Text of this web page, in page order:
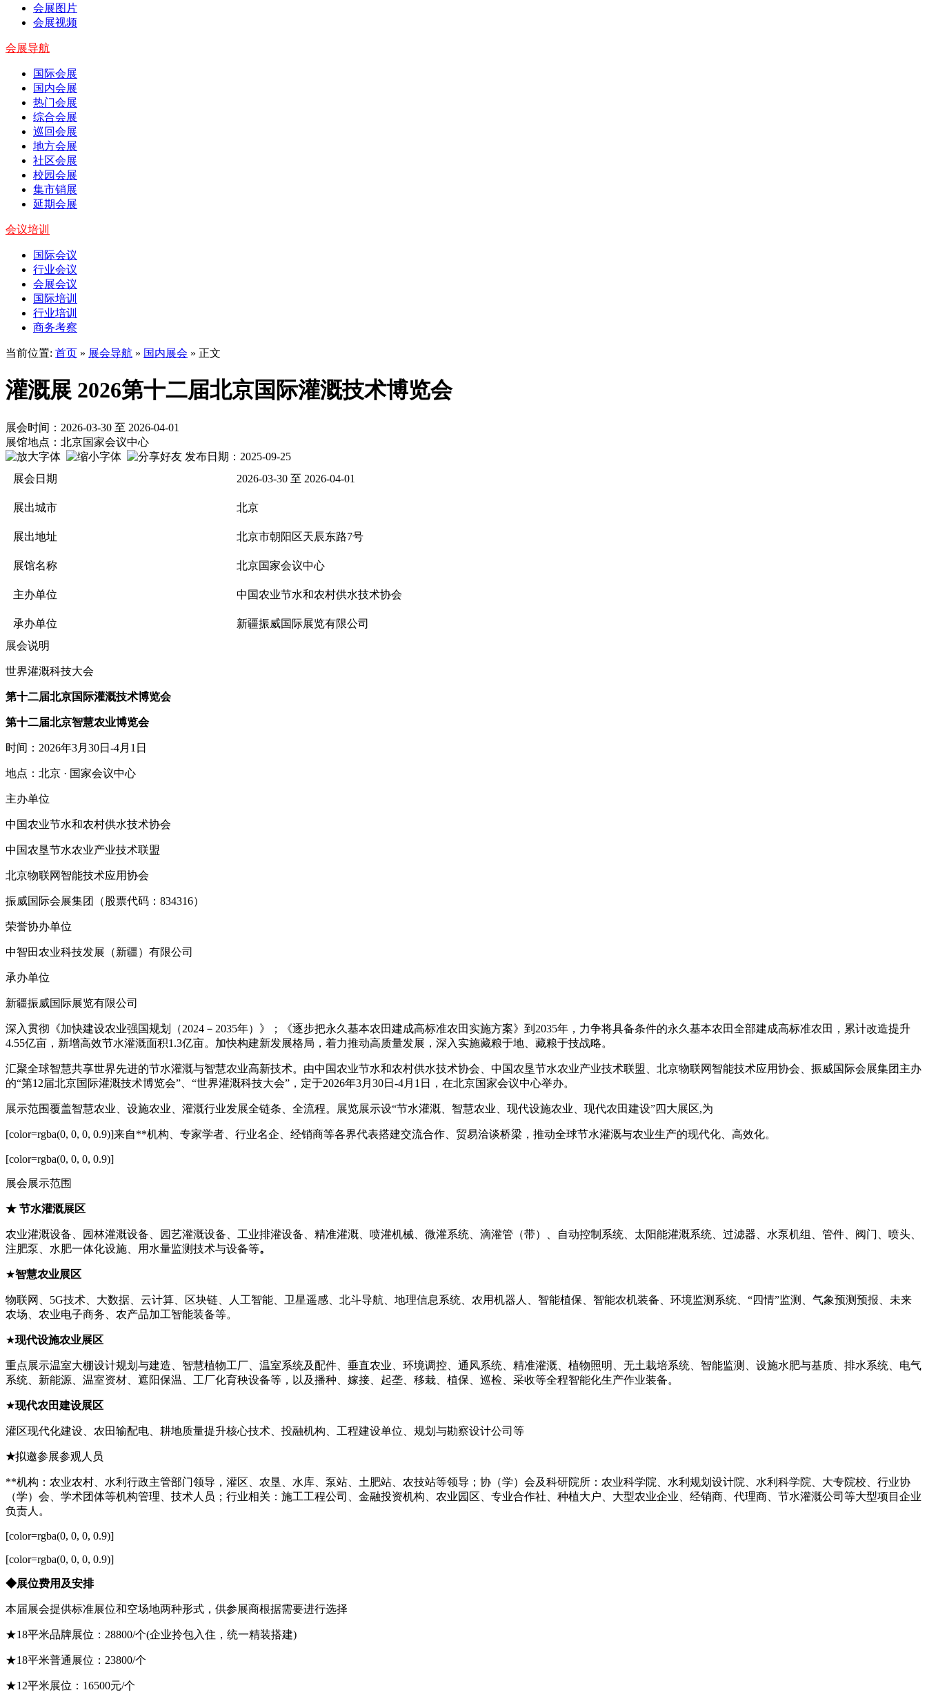
会展图片
会展视频
会展导航
国际会展
国内会展
热门会展
综合会展
巡回会展
地方会展
社区会展
校园会展
集市销展
延期会展
会议培训
国际会议
行业会议
会展会议
国际培训
行业培训
商务考察
当前位置: 首页 » 展会导航 » 国内展会 » 正文
灌溉展 2026第十二届北京国际灌溉技术博览会
展会时间：2026-03-30 至 2026-04-01
展馆地点：北京国家会议中心
发布日期：2025-09-25
展会日期
2026-03-30 至 2026-04-01
展出城市 北京
展出地址 北京市朝阳区天辰东路7号
展馆名称 北京国家会议中心
主办单位 中国农业节水和农村供水技术协会
承办单位
新疆振威国际展览有限公司
展会说明
世界灌溉科技大会
第十二届北京国际灌溉技术博览会
第十二届北京智慧农业博览会
时间：2026年3月30日-4月1日
地点：北京 · 国家会议中心
主办单位
中国农业节水和农村供水技术协会
中国农垦节水农业产业技术联盟
北京物联网智能技术应用协会
振威国际会展集团（股票代码：834316）
荣誉协办单位
中智田农业科技发展（新疆）有限公司
承办单位
新疆振威国际展览有限公司
深入贯彻《加快建设农业强国规划（2024－2035年）》；《逐步把永久基本农田建成高标准农田实施方案》到2035年，力争将具备条件的永久基本农田全部建成高标准农田，累计改造提升
4.55亿亩，新增高效节水灌溉面积1.3亿亩。加快构建新发展格局，着力推动高质量发展，深入实施藏粮于地、藏粮于技战略。
汇聚全球智慧共享世界先进的节水灌溉与智慧农业高新技术。由中国农业节水和农村供水技术协会、中国农垦节水农业产业技术联盟、北京物联网智能技术应用协会、振威国际会展集团主办
的“第12届北京国际灌溉技术博览会”、“世界灌溉科技大会”，定于2026年3月30日-4月1日，在北京国家会议中心举办。
展示范围覆盖智慧农业、设施农业、灌溉行业发展全链条、全流程。展览展示设“节水灌溉、智慧农业、现代设施农业、现代农田建设”四大展区,为
[color=rgba(0, 0, 0, 0.9)]来自**机构、专家学者、行业名企、经销商等各界代表搭建交流合作、贸易洽谈桥梁，推动全球节水灌溉与农业生产的现代化、高效化。
[color=rgba(0, 0, 0, 0.9)]
展会展示范围
★ 节水灌溉展区
农业灌溉设备、园林灌溉设备、园艺灌溉设备、工业排灌设备、精准灌溉、喷灌机械、微灌系统、滴灌管（带）、自动控制系统、太阳能灌溉系统、过滤器、水泵机组、管件、阀门、喷头、
注肥泵、水肥一体化设施、用水量监测技术与设备等。
★智慧农业展区
物联网、5G技术、大数据、云计算、区块链、人工智能、卫星遥感、北斗导航、地理信息系统、农用机器人、智能植保、智能农机装备、环境监测系统、“四情”监测、气象预测预报、未来
农场、农业电子商务、农产品加工智能装备等。
★现代设施农业展区
重点展示温室大棚设计规划与建造、智慧植物工厂、温室系统及配件、垂直农业、环境调控、通风系统、精准灌溉、植物照明、无土栽培系统、智能监测、设施水肥与基质、排水系统、电气
系统、新能源、温室资材、遮阳保温、工厂化育秧设备等，以及播种、嫁接、起垄、移栽、植保、巡检、采收等全程智能化生产作业装备。
★现代农田建设展区
灌区现代化建设、农田输配电、耕地质量提升核心技术、投融机构、工程建设单位、规划与勘察设计公司等
★拟邀参展参观人员
**机构：农业农村、水利行政主管部门领导，灌区、农垦、水库、泵站、土肥站、农技站等领导；协（学）会及科研院所：农业科学院、水利规划设计院、水利科学院、大专院校、行业协
（学）会、学术团体等机构管理、技术人员；行业相关：施工工程公司、金融投资机构、农业园区、专业合作社、种植大户、大型农业企业、经销商、代理商、节水灌溉公司等大型项目企业
负责人。
[color=rgba(0, 0, 0, 0.9)]
[color=rgba(0, 0, 0, 0.9)]
◆展位费用及安排
本届展会提供标准展位和空场地两种形式，供参展商根据需要进行选择
★18平米品牌展位：28800/个(企业拎包入住，统一精装搭建)
★18平米普通展位：23800/个
★12平米展位：16500元/个